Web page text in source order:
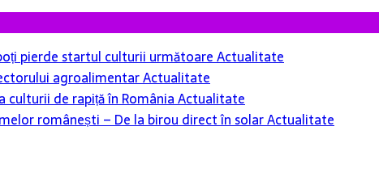
pierde startul culturii următoareActualitate
agroalimentarActualitate
de rapiță în RomâniaActualitate
românești – De la birou direct în solarActualitate